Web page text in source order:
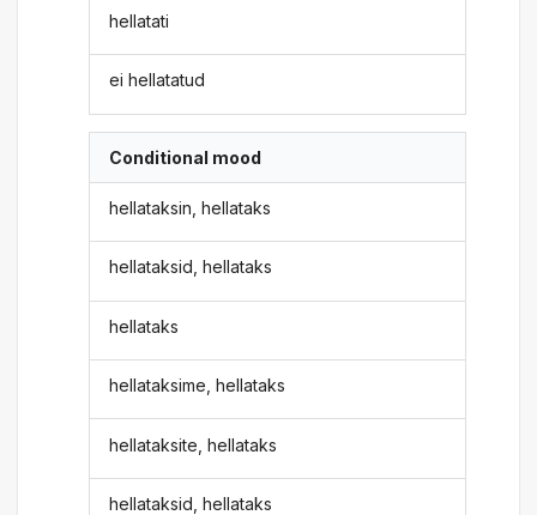
hellatati
ei hellatatud
Conditional mood
hellataksin, hellataks
hellataksid, hellataks
hellataks
hellataksime, hellataks
hellataksite, hellataks
hellataksid, hellataks